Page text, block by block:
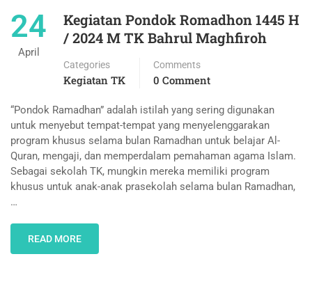
24
April
Kegiatan Pondok Romadhon 1445 H
/ 2024 M TK Bahrul Maghfiroh
Categories
Kegiatan TK
Comments
0 Comment
“Pondok Ramadhan” adalah istilah yang sering digunakan
untuk menyebut tempat-tempat yang menyelenggarakan
program khusus selama bulan Ramadhan untuk belajar Al-
Quran, mengaji, dan memperdalam pemahaman agama Islam.
Sebagai sekolah TK, mungkin mereka memiliki program
khusus untuk anak-anak prasekolah selama bulan Ramadhan,
…
READ MORE